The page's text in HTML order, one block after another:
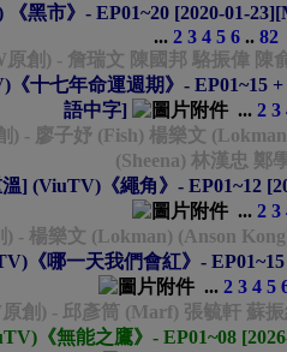
黑市》- EP01~20 [2020-01-
... 2 3 4 5 6.. 82
創) - 詹瑞文 陳國邦 駱振偉 陳
十七年命運週期》- EP01~15
語中字]
... 2 3
) - 廖子妤 (Fish) 楊樂文
(Sheena) 林漢忠 鄭
] (ViuTV)《繩角》- EP01~12
... 2 3
- 楊樂文 (Lokman) (Anson
《哪一天我們會紅》-
... 2 3 4 5
創) - 邱彥筒 (Marf) 張毓軒 蘇
《無能之鷹》- EP01~08